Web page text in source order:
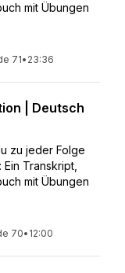
mit Übungen
71• 23:36
| Deutsch
zu jeder Folge
Transkript,
mit Übungen
70• 12:00